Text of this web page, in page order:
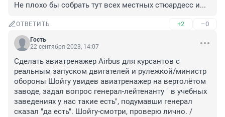
Не плохо бы собрать тут всех местных стюардесс и...
ОТВЕТИТЬ +2 –0
Гость
22 сентября 2023, 14:07
Сделать авиатренажер Airbus для курсантов с
реальным запуском двигателей и рулежкой/министр
обороны Шойгу увидев авиатренажер на вертолётом
заводе, задал вопрос генерал-лейтенанту " в учебных
заведениях у нас такие есть", подумавши генерал
сказал "да есть". Шойгу-смотри, проверю лично. /